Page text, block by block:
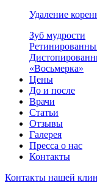
Удаление
Зуб мудрости
«Восьмерка»
Цены
До и после
Врачи
Статьи
Отзывы
Галерея
Пресса о нас
Контакты
Контакты нашей